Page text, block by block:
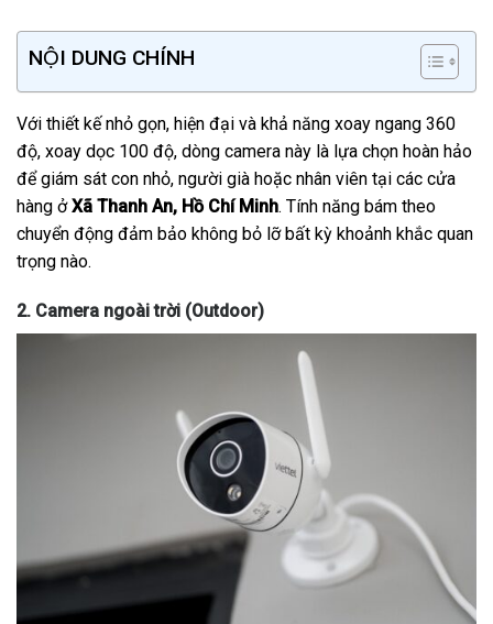
NỘI DUNG CHÍNH
Với thiết kế nhỏ gọn, hiện đại và khả năng xoay ngang 360
độ, xoay dọc 100 độ, dòng camera này là lựa chọn hoàn hảo
để giám sát con nhỏ, người già hoặc nhân viên tại các cửa
hàng ởXã Thanh An, Hồ Chí Minh. Tính năng bám theo
chuyển động đảm bảo không bỏ lỡ bất kỳ khoảnh khắc quan
trọng nào.
2. Camera ngoài trời (Outdoor)